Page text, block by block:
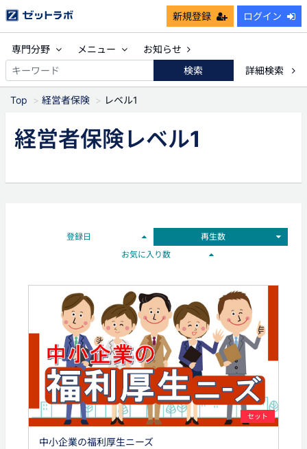
新規登録 ログイン
専門分野 メニュー
お知らせ
検索
詳細検索
Top 経営者保険 レベル1
経営者保険レベル1
登録日
再生数
お気に入り数
セット
中小企業の福利厚生ニーズ